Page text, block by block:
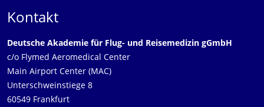
Kontakt
Deutsche Akademie für Flug- und Reisemedizin gGmbH
c/o Flymed Aeromedical Center
Main Airport Center (MAC)
Unterschweinstiege 8
60549 Frankfurt